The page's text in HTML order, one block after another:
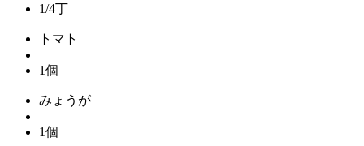
1/4丁
トマト
1個
みょうが
1個